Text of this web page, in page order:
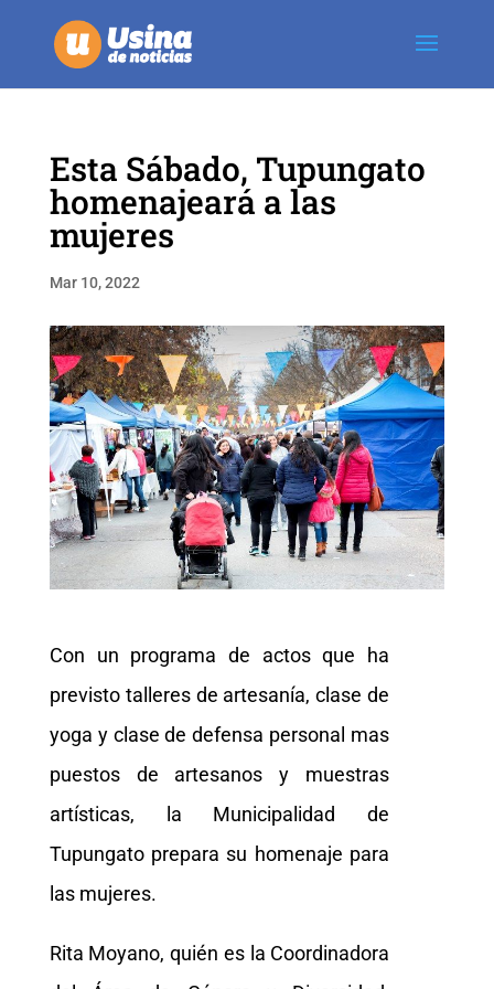
Esta Sábado, Tupungato
homenajeará a las
mujeres
Mar 10, 2022
Con un programa de actos que ha
previsto talleres de artesanía, clase de
yoga y clase de defensa personal mas
puestos de artesanos y muestras
artísticas, la Municipalidad de
Tupungato prepara su homenaje para
las mujeres.
Rita Moyano, quién es la Coordinadora